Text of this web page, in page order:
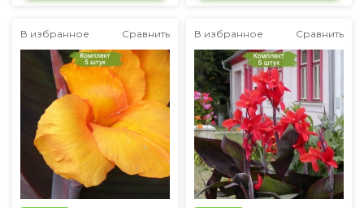
В избранное Сравнить В избранное Сравнить